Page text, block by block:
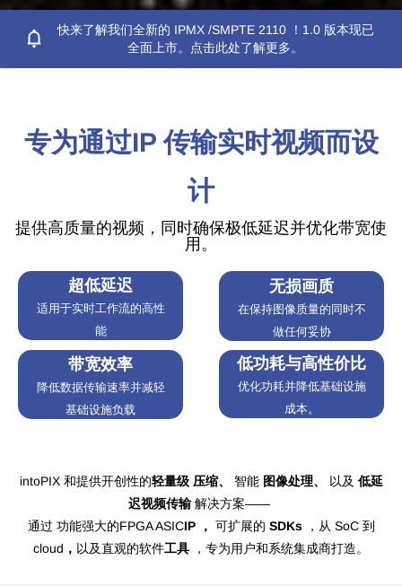
快来了解我们全新的 IPMX /SMPTE 2110 ！1.0 版本现已
全面上市。点击此处了解更多。
专为通过IP 传输实时视频而设
计
提供高质量的视频，同时确保极低延迟并优化带宽使
用。
超低延迟
适用于实时工作流的高性
能
无损画质
在保持图像质量的同时不
做任何妥协
带宽效率
降低数据传输速率并减轻
基础设施负载
低功耗与高性价比
优化功耗并降低基础设施
成本。
intoPIX 和提供开创性的轻量级 压缩、 智能 图像处理、 以及 低延
迟视频传输 解决方案——
通过 功能强大的FPGA ASICIP ， 可扩展的 SDKs
，从 SoC 到
cloud ， 以及直观的软件工具 ，专为用户和系统集成商打造。